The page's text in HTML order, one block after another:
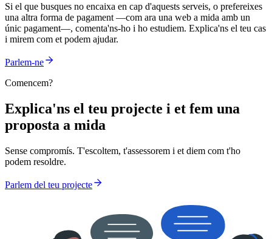
Si el que busques no encaixa en cap d'aquests serveis, o prefereixes
una altra forma de pagament —com ara una web a mida amb un
únic pagament—, comenta'ns-ho i ho estudiem. Explica'ns el teu cas
i mirem com et podem ajudar.
Parlem-ne
Comencem?
Explica'ns el teu projecte i et fem una
proposta a mida
Sense compromís. T'escoltem, t'assessorem i et diem com t'ho
podem resoldre.
Parlem del teu projecte